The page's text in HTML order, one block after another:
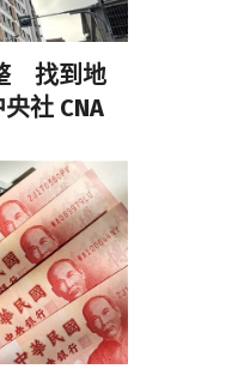
找到地
社 CNA